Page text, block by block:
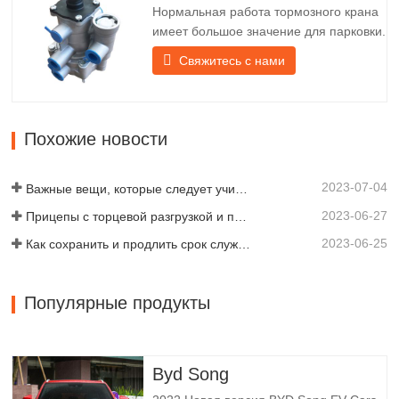
перед абажуром крепится…
Нормальная работа тормозного крана
имеет большое значение для парковки.
Он обеспечивает техническую
поддержку плавного торможения
производителей различных типов
научные…
Свяжитесь с нами
Похожие новости
2023-07-04
2023-06-27
Как сохранить и продлить срок службы самосвальных прицепов? 2023-06-25
Популярные продукты
Byd Song